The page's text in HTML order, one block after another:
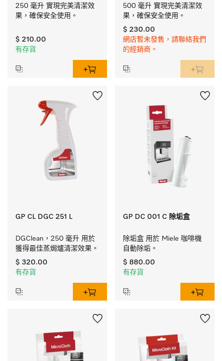
250 毫升 實現完美清潔效
果，確保安全使用。
$ 210.00
有存貨
500 毫升 實現完美清潔效
果，確保安全使用。
$ 230.00
網店暫未發售，請聯絡我們
的經銷商。
GP CL DGC 251 L
DGClean，250 毫升 用於
獲得最佳蒸焗爐清潔效果。
$ 320.00
有存貨
GP DC 001 C 除垢盒
除垢盒 用於 Miele 咖啡機
自動除垢。
$ 880.00
有存貨